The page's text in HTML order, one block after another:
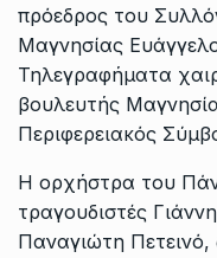
πρόεδρος του
Μαγνησίας
Τηλεγραφήματα
βουλευτής
Περιφερειακός
Η ορχήστρα του
τραγουδιστές
Παναγιώτη Πετεινό,